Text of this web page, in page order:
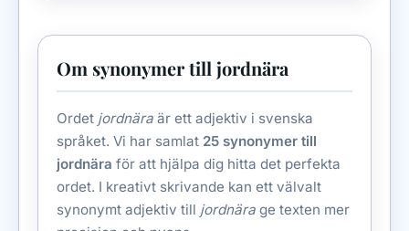
Om synonymer till jordnära
Ordet jordnära är ett adjektiv i svenska
språket. Vi har samlat 25 synonymer till
jordnära för att hjälpa dig hitta det perfekta
ordet. I kreativt skrivande kan ett välvalt
synonymt adjektiv till jordnära ge texten mer